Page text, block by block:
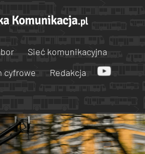
Sieć komunikacyjna
cyfrowe Redakcja